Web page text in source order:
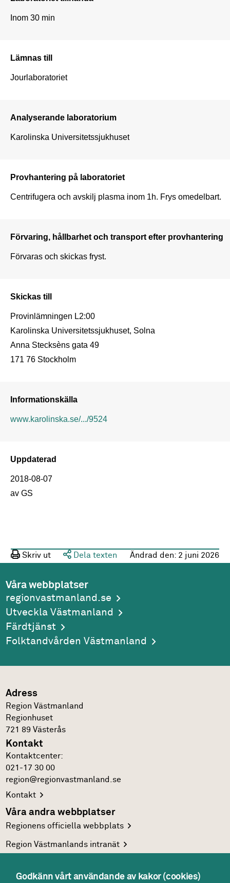
Inom 30 min
Lämnas till
Jourlaboratoriet
Analyserande laboratorium
Karolinska Universitetssjukhuset
Provhantering på laboratoriet
Centrifugera och avskilj plasma inom 1h. Frys omedelbart.
Förvaring, hållbarhet och transport efter provhantering
Förvaras och skickas fryst.
Skickas till
Provinlämningen L2:00
Karolinska Universitetssjukhuset, Solna
Anna Stecksèns gata 49
171 76 Stockholm
Informationskälla
www.karolinska.se/.../9524
Uppdaterad
2018-08-07
av GS
Skriv ut Dela texten Ändrad den: 2 juni 2026
Våra webbplatser
regionvastmanland.se
Utveckla Västmanland
Färdtjänst
Folktandvården Västmanland
Adress
Region Västmanland
Regionhuset
721 89 Västerås
Kontakt
Kontakt­center:
021-17 30 00
region@regionvastmanland.se
Kontakt
Våra andra webbplatser
Regionens officiellawebbplats
Region Västmanlandsintranät
Facebook
Godkänn vårt användande av kakor (cookies)